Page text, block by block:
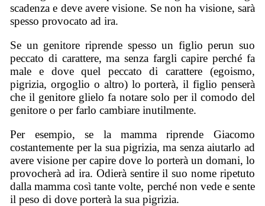
scadenza e deve avere visione. Se non ha visione, sarà
spesso provocato ad ira.
Se un genitore riprende spesso un figlio perun suo
peccato di carattere, ma senza fargli capire perché fa
male e dove quel peccato di carattere (egoismo,
pigrizia, orgoglio o altro) lo porterà, il figlio penserà
che il genitore glielo fa notare solo per il comodo del
genitore o per farlo cambiare inutilmente.
Per esempio, se la mamma riprende Giacomo
costantemente per la sua pigrizia, ma senza aiutarlo ad
avere visione per capire dove lo porterà un domani, lo
provocherà ad ira. Odierà sentire il suo nome ripetuto
dalla mamma così tante volte, perché non vede e sente
il peso di dove porterà la sua pigrizia.